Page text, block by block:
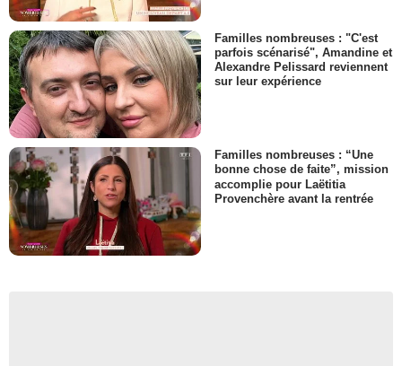
Familles nombreuses : "C'est
parfois scénarisé", Amandine et
Alexandre Pelissard reviennent
sur leur expérience
Familles nombreuses : “Une
bonne chose de faite”, mission
accomplie pour Laëtitia
Provenchère avant la rentrée